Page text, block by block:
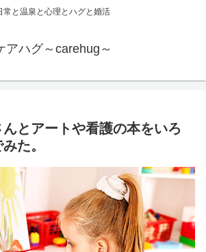
常と温泉と心理とハグと婚活
アハグ～carehug～
んとアートや看護の本をいろ
た。